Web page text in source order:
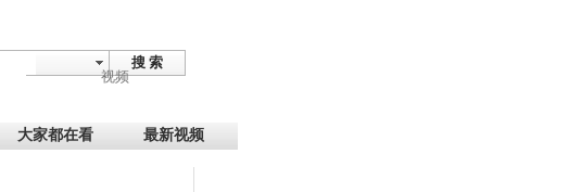
搜 索
视频
大家都在看 最新视频